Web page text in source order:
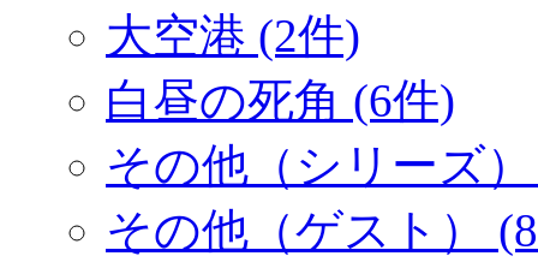
大空港 (2件)
白昼の死角 (6件)
その他（シリーズ
その他（ゲスト）